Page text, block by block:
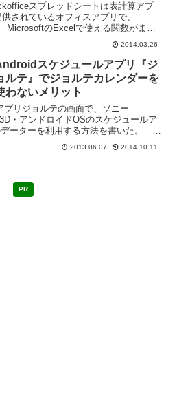
スプレッドシートは表計算アプ
されているオフィスアプリで、
のExcelで使える関数がまれ
2014.03.26
スケジュールアプリ『ジ
ルテ』でジョルテカレンダーを
わないメリット
リジョルテの画面で、ソニー
・アンドロイドOSのスケジュールア
ーターを利用する方法を書いた。 こ
2013.06.07 2014.10.11
PR